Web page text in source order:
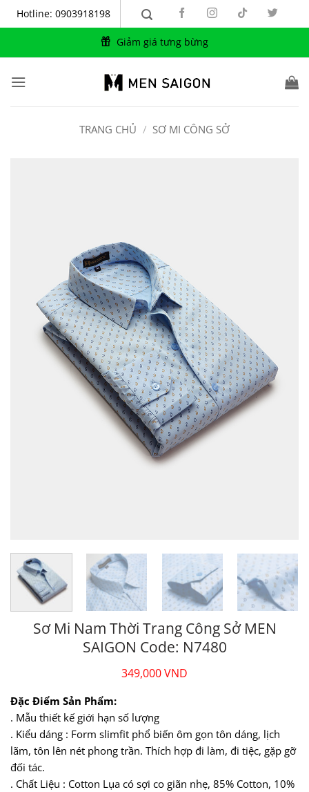
dung
Hotline: 0903918198
Nhiều ưu đãi hấp dẫn
TRANG CHỦ / SƠ MI CÔNG SỞ
Sơ Mi Nam Thời Trang Công Sở MEN
SAIGON Code: N7480
349,000VND
Đặc Điểm Sản Phẩm:
. Mẫu thiết kế giới hạn số lượng
. Kiểu dáng : Form slimfit phổ biến ôm gọn tôn dáng, lịch
lãm, tôn lên nét phong trần. Thích hợp đi làm, đi tiệc, gặp gỡ
đối tác.
. Chất Liệu : Cotton Lụa có sợi co giãn nhẹ, 85% Cotton, 10%